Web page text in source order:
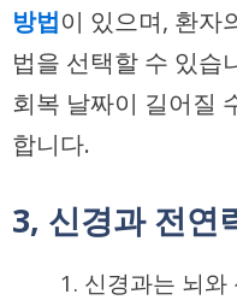
방법이 있으며, 환자
법을 선택할 수 있습
회복 날짜이 길어질
합니다.
3, 신경과 전연
신경과는 뇌와